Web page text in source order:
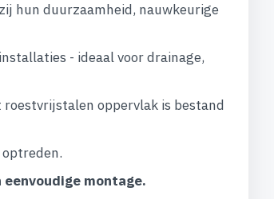
hun duurzaamheid, nauwkeurige
- ideaal voor drainage,
oppervlak is bestand
montage.